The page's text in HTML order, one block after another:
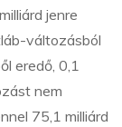
jenre
változásból
eredő, 0,1
nem
75,1 milliárd